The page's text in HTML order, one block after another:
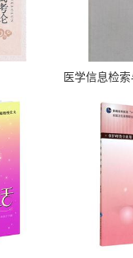
医学信息检